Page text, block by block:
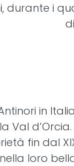
durante i
in
Val
fin dal
loro